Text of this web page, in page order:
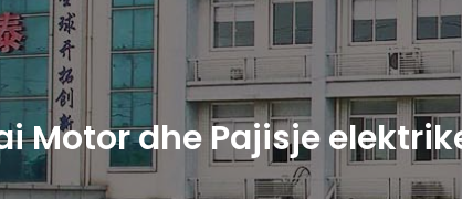
Motor dhe Pajisje